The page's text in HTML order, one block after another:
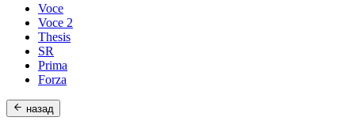
Voce
Voce 2
Thesis
SR
Prima
Forza
назад